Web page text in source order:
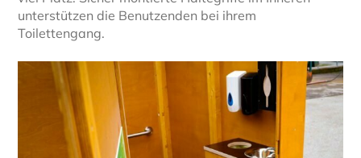
unterstützen die Benutzenden bei ihrem
Toilettengang.